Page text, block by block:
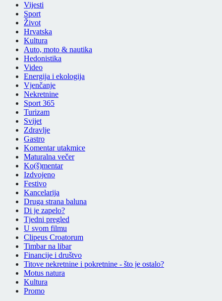
Vijesti
Sport
Život
Hrvatska
Kultura
Auto, moto & nautika
Hedonistika
Video
Energija i ekologija
Vjenčanje
Nekretnine
Sport 365
Turizam
Svijet
Zdravlje
Gastro
Komentar utakmice
Maturalna večer
Ko(š)mentar
Izdvojeno
Festivo
Kancelarija
Druga strana baluna
Di je zapelo?
Tjedni pregled
U svom filmu
Clipeus Croatorum
Timbar na libar
Financije i društvo
Titove nekretnine i pokretnine - što je ostalo?
Motus natura
Kultura
Promo